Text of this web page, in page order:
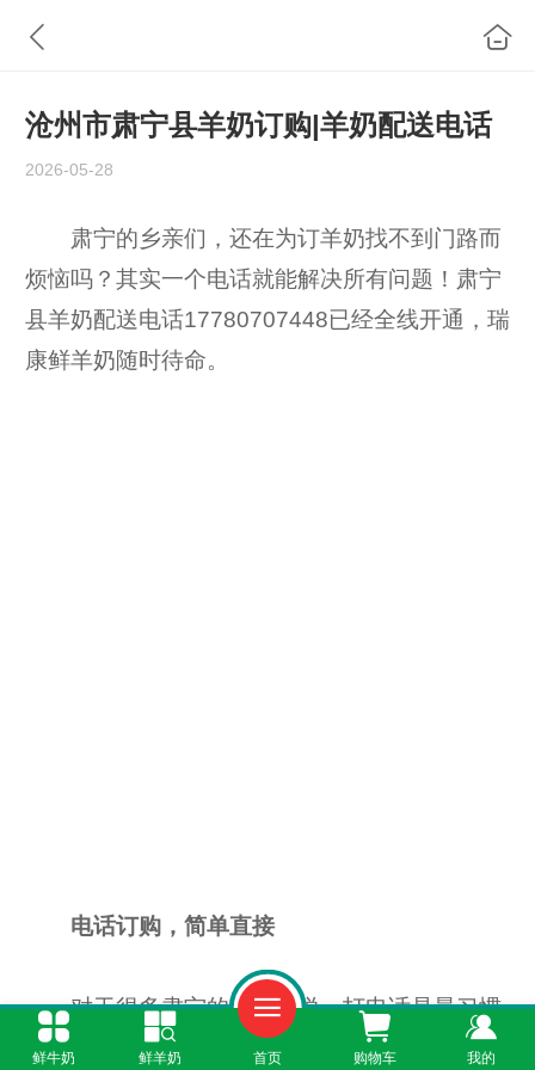
沧州市肃宁县羊奶订购|羊奶配送电话
2026-05-28
肃宁的乡亲们，还在为订羊奶找不到门路而
烦恼吗？其实一个电话就能解决所有问题！肃宁
县羊奶配送电话17780707448已经全线开通，瑞
康鲜羊奶随时待命。
电话订购，简单直接
对于很多肃宁的朋友来说，打电话是最习惯
的方式。拨通17780707448，告诉客服“我要订
鲜牛奶 鲜羊奶 首页 购物车 我的